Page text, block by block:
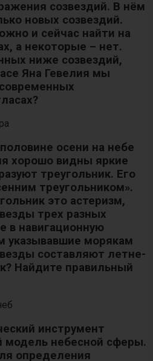
созвездий. В нём
новых созвездий.
и сейчас найти на
а некоторые – нет.
ниже созвездий,
Яна Гевелия мы
осени на небе
хорошо видны яркие
треугольник. Его
треугольником».
это астеризм,
трех разных
в навигационную
указывавшие морякам
составляют летне-
Найдите правильный
инструмент
модель небесной сферы.
определения